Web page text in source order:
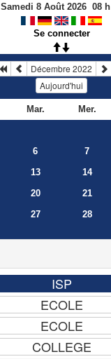
Samedi 8 Août 2026 08h
Se connecter
Décembre 2022
Aujourd'hui
Mar. Mer.
6 7
13 14
20 21
27 28